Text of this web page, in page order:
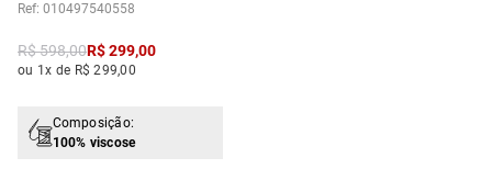
: 010497540558
R$598,00R$299,00
ou 1x de R$ 299,00
Composição:
100% viscose
º macacão
jeans
camisa